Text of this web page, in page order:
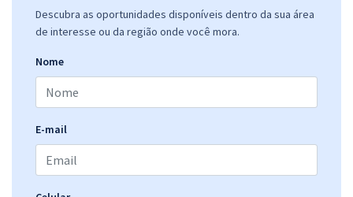
Descubra as oportunidades disponíveis dentro da sua área
de interesse ou da região onde você mora.
Nome
E-mail